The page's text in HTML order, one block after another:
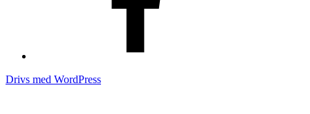
Drivs med WordPress